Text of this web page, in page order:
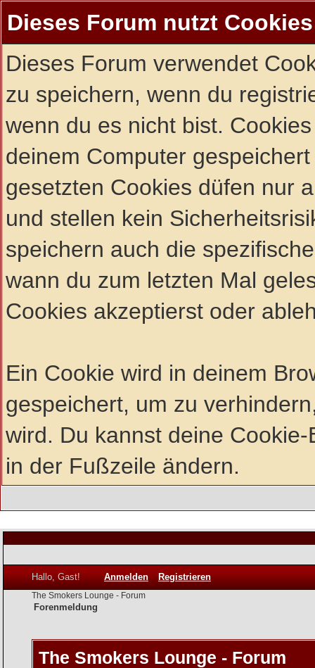
Dieses Forum nutzt Cookies
Dieses Forum verwendet
zu speichern, wenn du
wenn du es nicht bist.
deinem Computer
gesetzten Cookies düfen nur
und stellen kein
speichern auch die
wann du zum letzten Mal
Cookies akzeptierst oder
Ein Cookie wird in deinem
gespeichert, um zu
wird. Du kannst deine
in der Fußzeile ändern.
Hallo, Gast! Anmelden Registrieren
The Smokers Lounge - Forum
Forenmeldung
The Smokers Lounge - Forum